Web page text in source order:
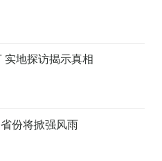
实地探访揭示真相
份将掀强风雨